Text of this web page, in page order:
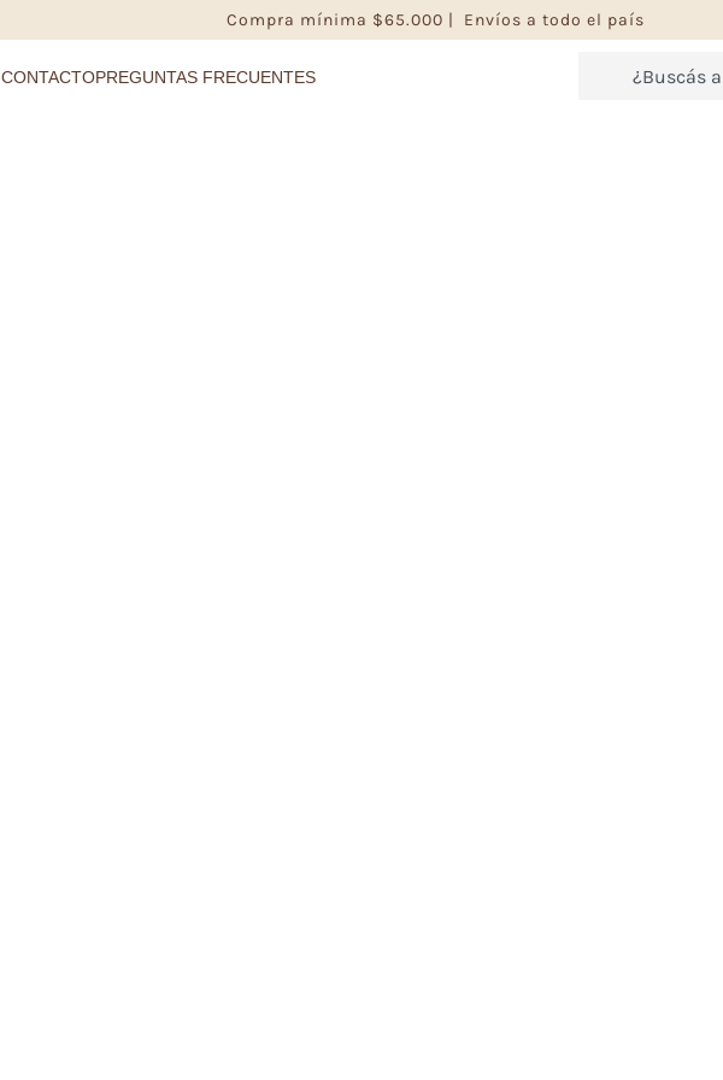
Compra mínima $65.000 | Envíos a todo el país
CONTACTOPREGUNTAS FRECUENTES